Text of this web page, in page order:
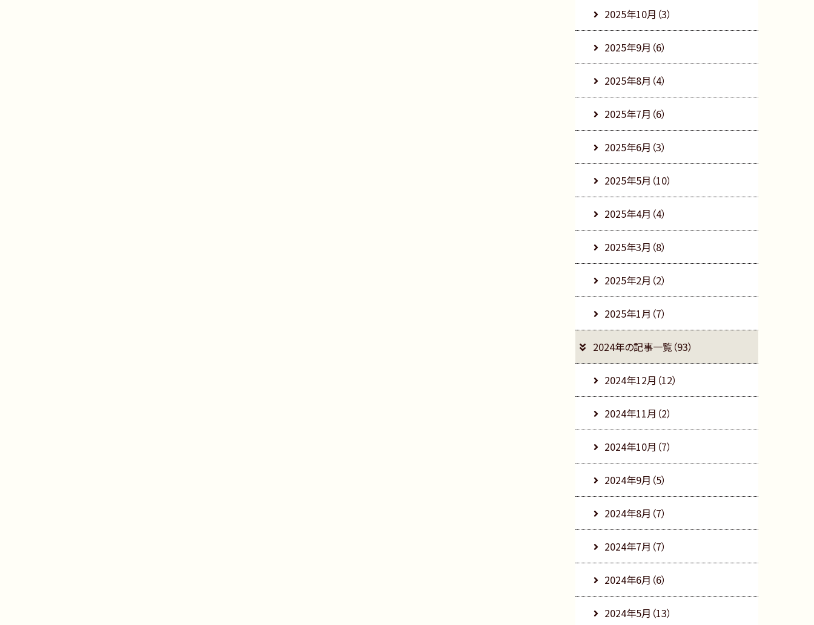
2025年10月（3）
2025年9月（6）
2025年8月（4）
2025年7月（6）
2025年6月（3）
2025年5月（10）
2025年4月（4）
2025年3月（8）
2025年2月（2）
2025年1月（7）
2024年の記事一覧（93）
2024年12月（12）
2024年11月（2）
2024年10月（7）
2024年9月（5）
2024年8月（7）
2024年7月（7）
2024年6月（6）
2024年5月（13）